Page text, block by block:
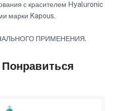
с красителем Hyaluronic
марки Kapous.
ПРИМЕНЕНИЯ.